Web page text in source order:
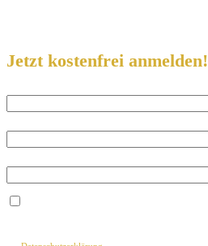
Jetzt kostenfrei anmelden!